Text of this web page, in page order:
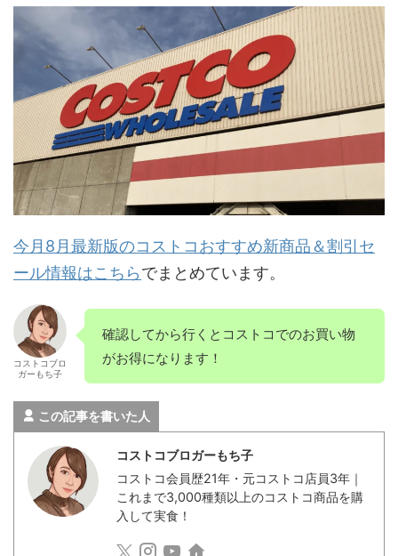
今月8月最新版のコストコおすすめ新商品＆割引セ
ール情報はこちらでまとめています。
コストコブロ
ガーもち子
確認してから行くとコストコでのお買い物
がお得になります！
この記事を書いた人
コストコブロガーもち子
コストコ会員歴21年・元コストコ店員3年｜
これまで3,000種類以上のコストコ商品を購
入して実食！